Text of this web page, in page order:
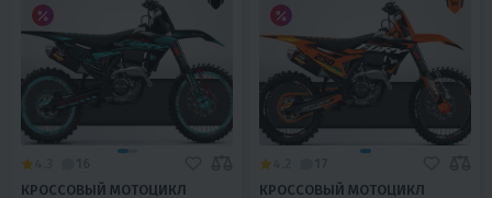
КРОССОВЫЙ МОТОЦИКЛ КРОССОВЫЙ МОТОЦИКЛ